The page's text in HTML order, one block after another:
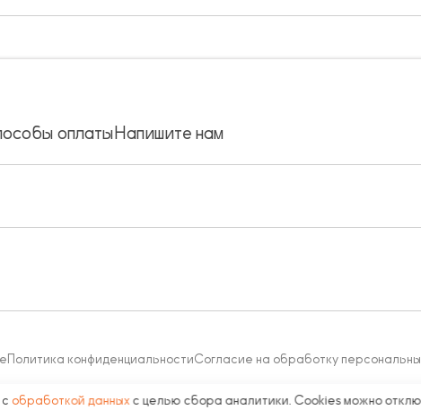
оплатыНапишите нам
Политика конфиденциальностиСогласие на обработку
обработкой данных с целью сбора аналитики. Cookies можно